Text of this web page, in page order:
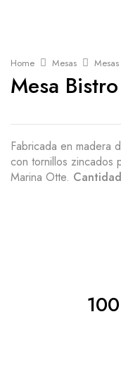
Home Mesas
Mesa
Fabricada en madera
con tornillos zincados
Marina Otte.